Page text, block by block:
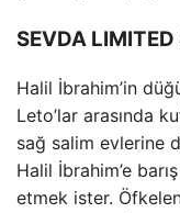
SEVDA
Halil İbrahim’in
Leto’lar arasında
sağ salim evlerine
Halil İbrahim’e
etmek ister.